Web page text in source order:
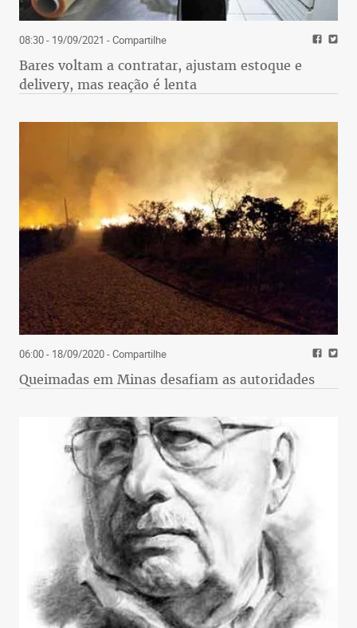
08:30 - 19/09/2021 - Compartilhe
Bares voltam a contratar, ajustam estoque e
delivery, mas reação é lenta
06:00 - 18/09/2020- Compartilhe
Queimadas em Minas desafiam as autoridades